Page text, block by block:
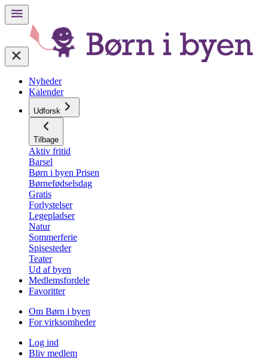
Nyheder
Kalender
Udforsk
Tilbage
Aktiv fritid
Barsel
Børn i byen Prisen
Børnefødselsdag
Gratis
Forlystelser
Legepladser
Natur
Sommerferie
Spisesteder
Teater
Ud af byen
Medlemsfordele
Favoritter
Om Børn i byen
For virksomheder
Log ind
Bliv medlem